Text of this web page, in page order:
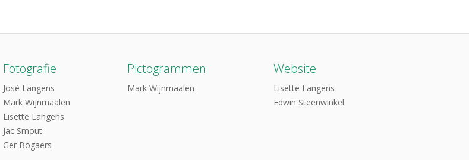
Fotografie Pictogrammen Website
José Langens Mark Wijnmaalen
Lisette Langens
Mark Wijnmaalen
Edwin Steenwinkel
Lisette Langens
Jac Smout
Ger Bogaers